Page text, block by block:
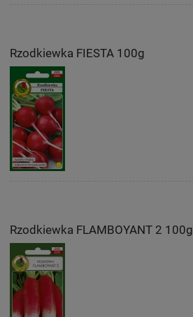
Rzodkiewka FIESTA 100g
Rzodkiewka FLAMBOYANT 2 100g